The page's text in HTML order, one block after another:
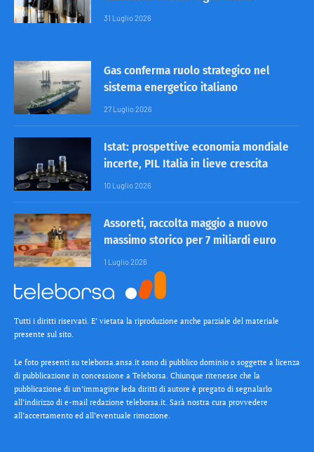
31 Luglio 2026
Gas conferma ruolo strategico nel
sistema energetico italiano
27 Luglio 2026
Istat: prospettive economia mondiale
incerte, PIL Italia in lieve crescita
10 Luglio 2026
Assoreti, raccolta maggio a nuovo
massimo storico per 7 miliardi euro
1 Luglio 2026
Tutti i diritti riservati. E’ vietata la riproduzione anche parziale del materiale
presente sul sito.
Le foto presenti su teleborsa.ansa.it sono di pubblico dominio o soggette a licenza
di pubblicazione in concessione a Teleborsa. Chiunque ritenesse che la
pubblicazione di un’immagine leda diritti di autore è pregato di segnalarlo
all’indirizzo di e-mail redazione teleborsa.it. Sarà nostra cura provvedere
all’accertamento ed all’eventuale rimozione.